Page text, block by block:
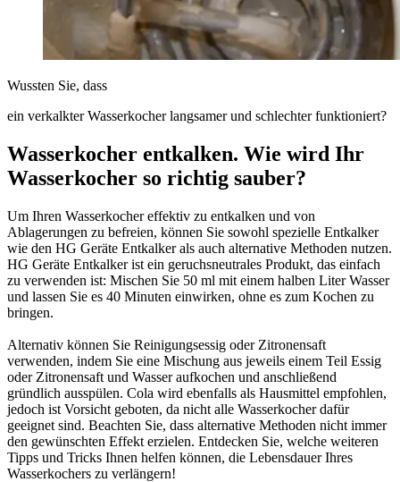
Wussten Sie, dass
ein verkalkter Wasserkocher langsamer und schlechter funktioniert?
Wasserkocher entkalken. Wie wird Ihr
Wasserkocher so richtig sauber?
Um Ihren Wasserkocher effektiv zu entkalken und von
Ablagerungen zu befreien, können Sie sowohl spezielle Entkalker
wie den HG Geräte Entkalker als auch alternative Methoden nutzen.
HG Geräte Entkalker ist ein geruchsneutrales Produkt, das einfach
zu verwenden ist: Mischen Sie 50 ml mit einem halben Liter Wasser
und lassen Sie es 40 Minuten einwirken, ohne es zum Kochen zu
bringen.
Alternativ können Sie Reinigungsessig oder Zitronensaft
verwenden, indem Sie eine Mischung aus jeweils einem Teil Essig
oder Zitronensaft und Wasser aufkochen und anschließend
gründlich ausspülen. Cola wird ebenfalls als Hausmittel empfohlen,
jedoch ist Vorsicht geboten, da nicht alle Wasserkocher dafür
geeignet sind. Beachten Sie, dass alternative Methoden nicht immer
den gewünschten Effekt erzielen. Entdecken Sie, welche weiteren
Tipps und Tricks Ihnen helfen können, die Lebensdauer Ihres
Wasserkochers zu verlängern!